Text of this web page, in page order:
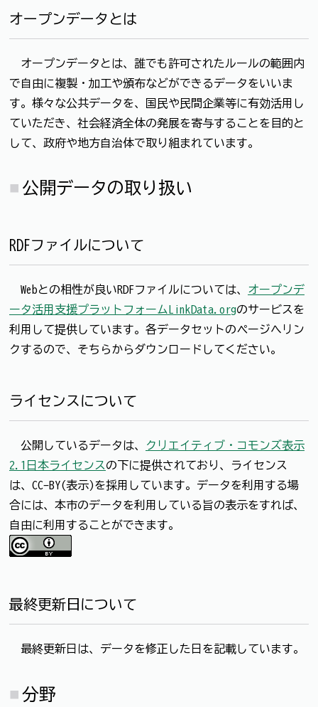
オープンデータとは
オープンデータとは、誰でも許可されたルールの範囲内
で自由に複製・加工や頒布などができるデータをいいま
す。様々な公共データを、国民や民間企業等に有効活用し
ていただき、社会経済全体の発展を寄与することを目的と
して、政府や地方自治体で取り組まれています。
公開データの取り扱い
RDFファイルについて
Webとの相性が良いRDFファイルについては、 オープンデ
ータ活用支援プラットフォームLinkData.orgのサービスを
利用して提供しています。各データセットのページへリン
クするので、そちらからダウンロードしてください。
ライセンスについて
公開しているデータは、
クリエイティブ・コモンズ表示
2.1日本ライセンスの下に提供されており、ライセンス
は、CC-BY(表示)を採用しています。データを利用する場
合には、本市のデータを利用している旨の表示をすれば、
自由に利用することができます。
最終更新日について
最終更新日は、データを修正した日を記載しています。
分野